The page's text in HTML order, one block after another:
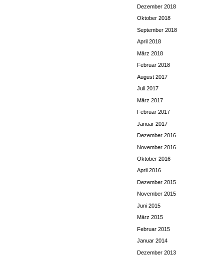
Dezember 2018
Oktober 2018
September 2018
April 2018
März 2018
Februar 2018
August 2017
Juli 2017
März 2017
Februar 2017
Januar 2017
Dezember 2016
November 2016
Oktober 2016
April 2016
Dezember 2015
November 2015
Juni 2015
März 2015
Februar 2015
Januar 2014
Dezember 2013